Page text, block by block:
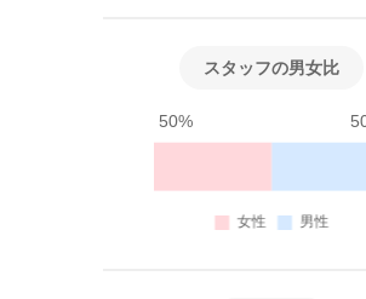
スタッフの男女比
50%